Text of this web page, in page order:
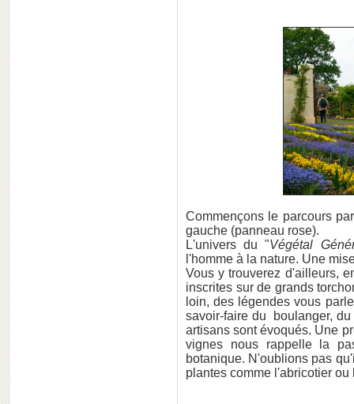
Commençons le parcours
gauche (panneau rose).
L'univers du "Végétal
l'homme à la nature. Une
Vous y trouverez d'ailleurs,
inscrites sur de grands
loin, des légendes vous
savoir-faire du boulanger,
artisans sont évoqués. Une
vignes nous rappelle la
botanique. N'oublions pas
plantes comme l'abricotier